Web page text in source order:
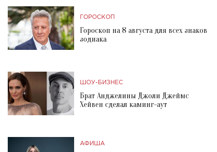
ГОРОСКОП
Гороскоп на 8 августа для всех знаков
зодиака
ШОУ-БИЗНЕС
Брат Анджелины Джоли Джеймс
Хейвен сделал каминг-аут
АФИША